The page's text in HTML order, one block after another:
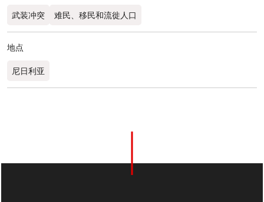
武装冲突 难民、移民和流徙人口
地点
尼日利亚